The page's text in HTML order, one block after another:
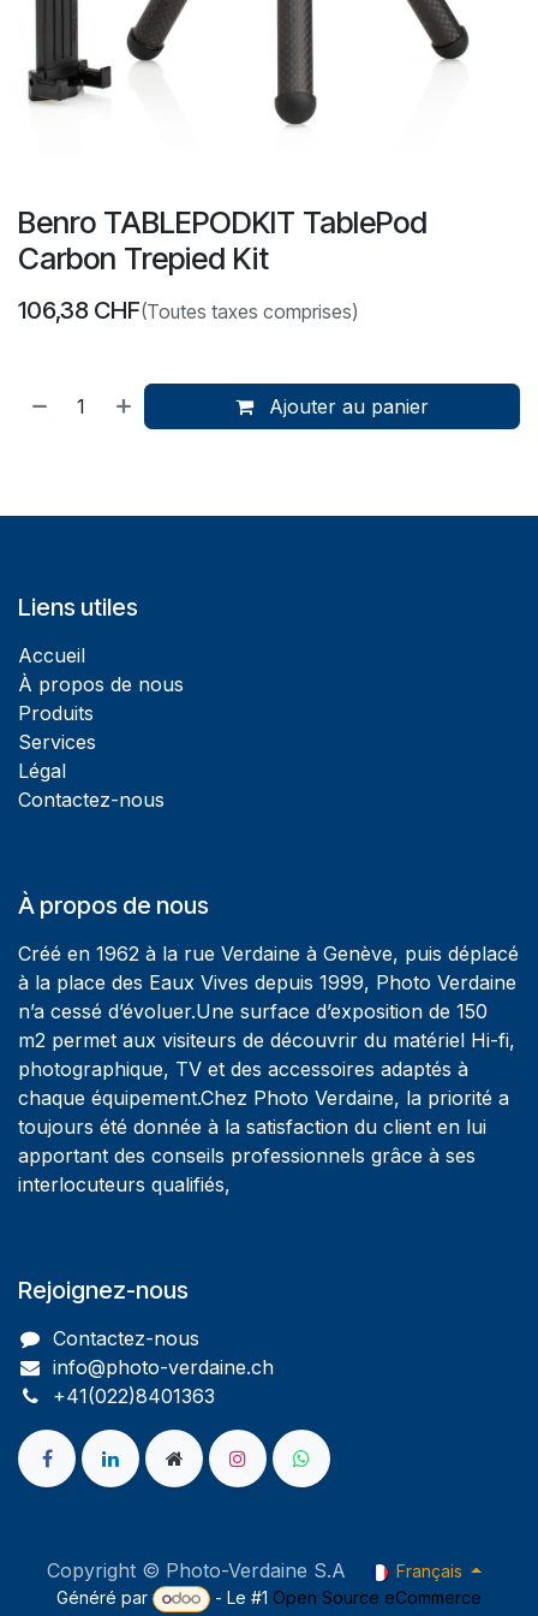
Benro TABLEPODKIT TablePod
Carbon Trepied Kit
106,38 CHF(Toutes taxes comprises)
Ajouter au panier
Liens utiles
Accueil
À propos de nous
Produits
Services
Légal
Contactez-nous
À propos de nous
Créé en 1962 à la rue Verdaine à Genève, puis déplacé
à la place des Eaux Vives depuis 1999, Photo Verdaine
n’a cessé d’évoluer.Une surface d’exposition de 150
m2 permet aux visiteurs de découvrir du matériel Hi-fi,
photographique, TV et des accessoires adaptés à
chaque équipement.Chez Photo Verdaine, la priorité a
toujours été donnée à la satisfaction du client en lui
apportant des conseils professionnels grâce à ses
interlocuteurs qualifiés,
Rejoignez-nous
Contactez-nous
info@photo-verdaine.ch​
​​+41(022)8401363
Copyright © Photo-Verdaine S.A
Français
Généré par
- Le #1 Open Source eCommerce